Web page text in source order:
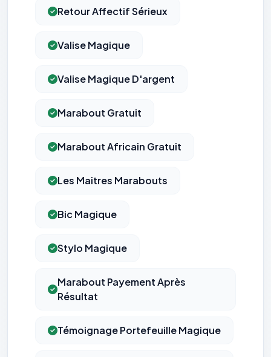
Retour Affectif Sérieux
Valise Magique
Valise Magique D'argent
Marabout Gratuit
Marabout Africain Gratuit
Les Maitres Marabouts
Bic Magique
Stylo Magique
Marabout Payement Après
Résultat
Témoignage Portefeuille Magique